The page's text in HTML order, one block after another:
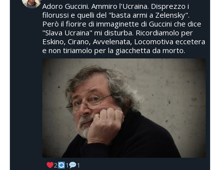
Adoro Guccini. Ammiro l'Ucraina. Disprezzo i
filorussi e quelli del "basta armi a Zelensky".
Però il fiorire di immaginette di Guccini che dice
"Slava Ucraina" mi disturba. Ricordiamolo per
Eskino, Cirano, Avvelenata, Locomotiva eccetera
e non tiriamolo per la giacchetta da morto.
2 1 1